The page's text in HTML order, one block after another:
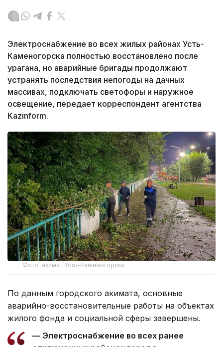
Электроснабжение во всех жилых районах Усть-
Каменогорска полностью восстановлено после
урагана, но аварийные бригады продолжают
устранять последствия непогоды на дачных
массивах, подключать светофоры и наружное
освещение, передает корреспондент агентства
Kazinform.
Фото: акимат Усть-Каменогорска
По данным городского акимата, основные
аварийно-восстановительные работы на объектах
жилого фонда и социальной сферы завершены.
— Электроснабжение во всех ранее